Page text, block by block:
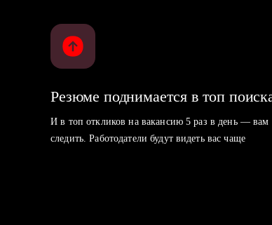
Резюме поднимается в топ
И в топ откликов на вакансию 5 раз в день —
следить. Работодатели будут видеть вас чаще